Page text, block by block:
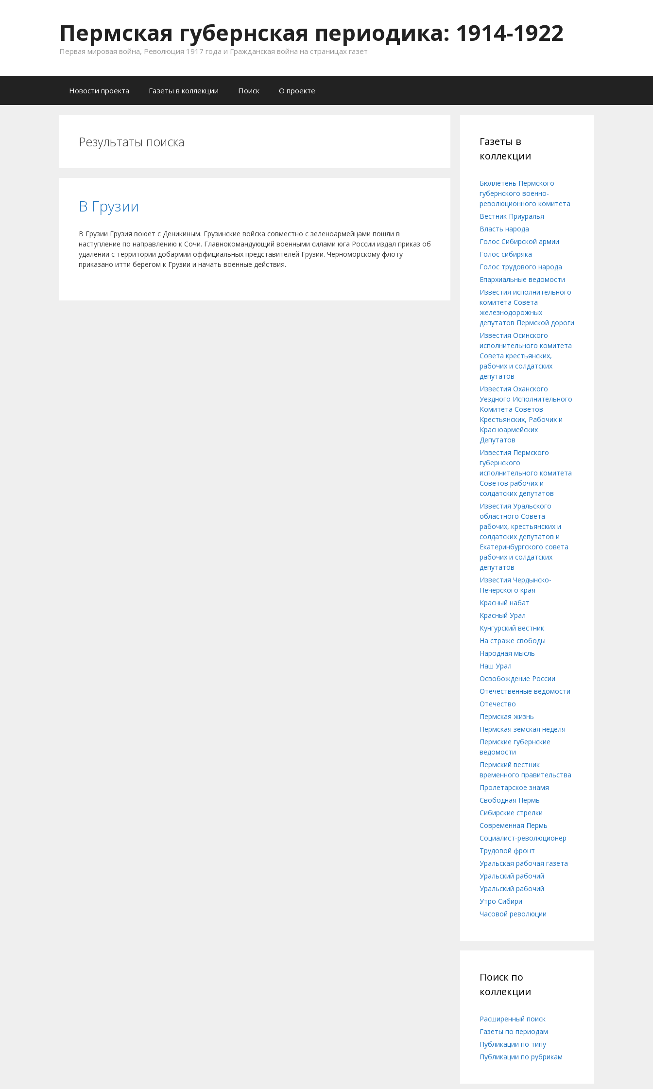
Пермская губернская периодика: 1914-1922
Первая мировая война, Революция 1917 года и Гражданская война на страницах газет
Новости проекта
Газеты в коллекции Поиск О проекте
Результаты поиска
В Грузии
В Грузии Грузия воюет с Деникиным. Грузинские войска совместно с зеленоармейцами пошли в
наступление по направлению к Сочи. Главнокомандующий военными силами юга России издал приказ об
удалении с территории добармии оффициальных представителей Грузии. Черноморскому флоту
приказано итти берегом к Грузии и начать военные действия.
Газеты в
коллекции
Бюллетень Пермского
губернского военно-
революционного комитета
Вестник Приуралья
Власть народа
Голос Сибирской армии
Голос сибиряка
Голос трудового народа
Епархиальные ведомости
Известия исполнительного
комитета Совета
железнодорожных
депутатов Пермской дороги
Известия Осинского
исполнительного комитета
Совета крестьянских,
рабочих и солдатских
депутатов
Известия Оханского
Уездного Исполнительного
Комитета Советов
Крестьянских, Рабочих и
Красноармейских
Депутатов
Известия Пермского
губернского
исполнительного комитета
Советов рабочих и
солдатских депутатов
Известия Уральского
областного Совета
рабочих, крестьянских и
солдатских депутатов и
Екатеринбургского совета
рабочих и солдатских
депутатов
Известия Чердынско-
Печерского края
Красный набат
Красный Урал
Кунгурский вестник
На страже свободы
Народная мысль
Наш Урал
Освобождение России
Отечественные ведомости
Отечество
Пермская жизнь
Пермская земская неделя
Пермские губернские
ведомости
Пермский вестник
временного правительства
Пролетарское знамя
Свободная Пермь
Сибирские стрелки
Современная Пермь
Социалист-революционер
Трудовой фронт
Уральская рабочая газета
Уральский рабочий
Уральский рабочий
Утро Сибири
Часовой революции
Поиск по
коллекции
Расширенный поиск
Газеты по периодам
Публикации по типу
Публикации по рубрикам